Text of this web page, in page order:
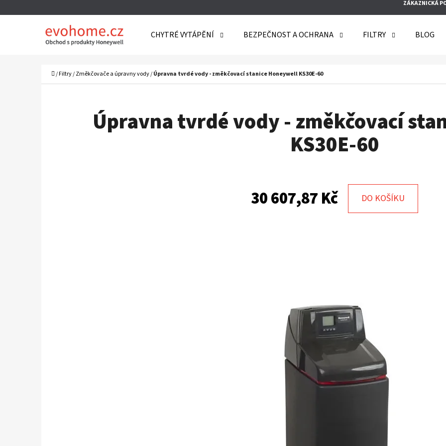
ZÁKAZNICKÁ
CHYTRÉ VYTÁPĚNÍ BEZPEČNOST A OCHRANA FILTRY BLOG
Domů
/Filtry/Změkčovače a úpravny vody/Úpravna tvrdé vody - změkčovací stanice Honeywell KS30E-60
Úpravna tvrdé vody - změkčovací
KS30E-60
30 607,87 Kč DO KOŠÍKU
DOPORUČUJEME